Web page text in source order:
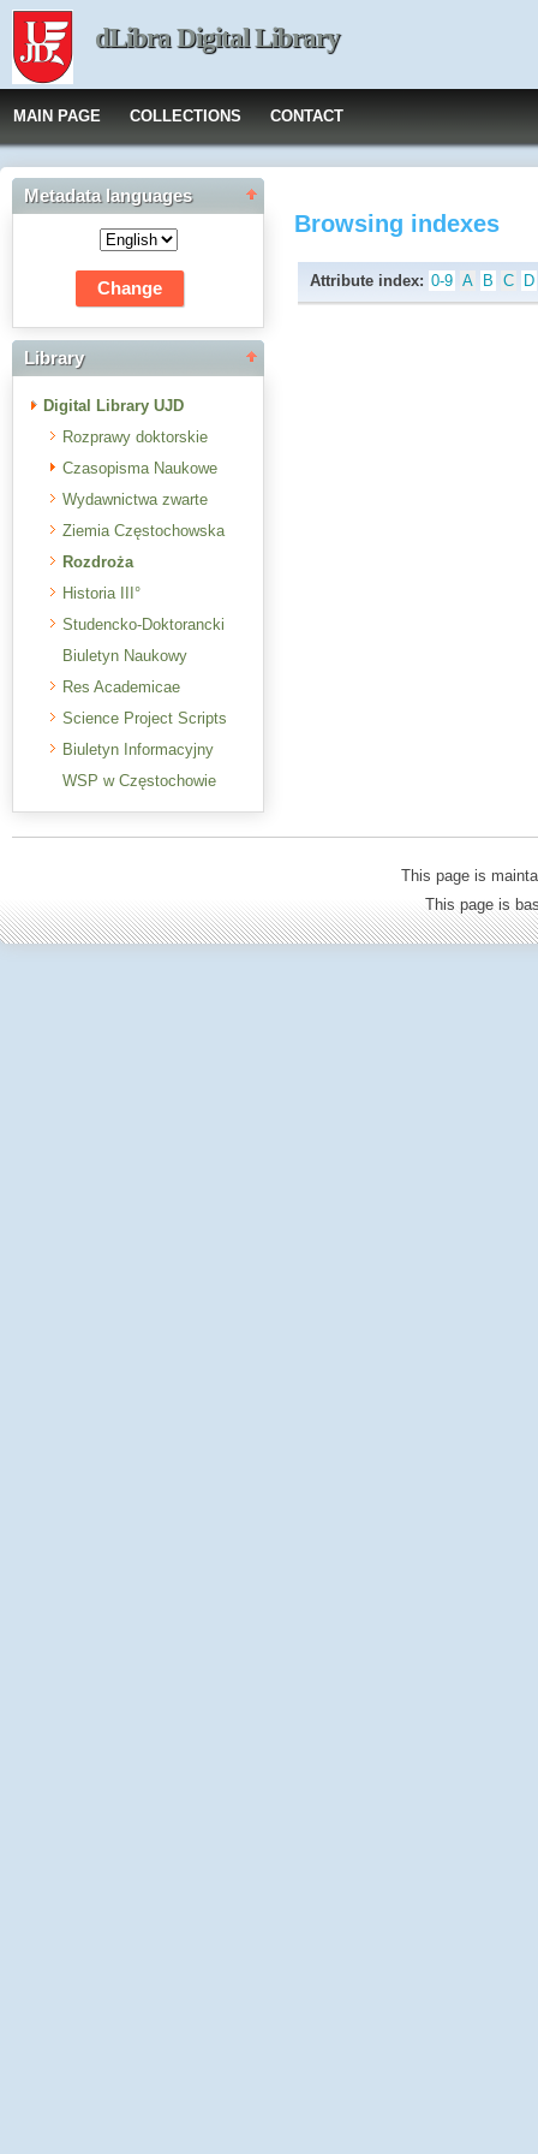
dLibra Digital Library
MAIN PAGE COLLECTIONS CONTACT
Metadata languages
Library
Digital Library UJD
Rozprawy doktorskie
Czasopisma Naukowe
Wydawnictwa zwarte
Ziemia Częstochowska
Rozdroża
Historia III°
Studencko-Doktorancki
Biuletyn Naukowy
Res Academicae
Science Project Scripts
Biuletyn Informacyjny
WSP w Częstochowie
Browsing indexes
Attribute index: 0-9 A B C D
This page is
This page is